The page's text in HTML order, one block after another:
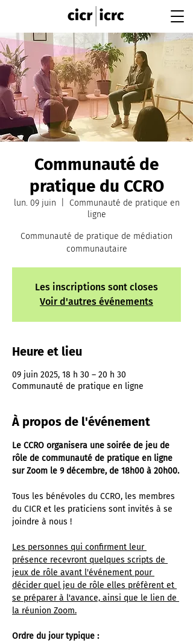
Communauté de
pratique du CCRO
lun. 09 juin
Communauté de pratique en
ligne
Communauté de pratique de médiation
communautaire
Les inscriptions sont closes
Voir d'autres événements
Heure et lieu
09 juin 2025, 18 h 30 – 20 h 30
Communauté de pratique en ligne
À propos de l'événement
Le CCRO organisera une soirée de jeu de
rôle de communauté de pratique en ligne
sur Zoom le 9 décembre, de 18h00 à 20h00.
Tous les bénévoles du CCRO, les membres
du CICR et les praticiens sont invités à se
joindre à nous !
Les personnes qui confirment leur
présence recevront quelques scripts de
jeux de rôle avant l'événement pour
décider quel jeu de rôle elles préfèrent et
se préparer à l'avance, ainsi que le lien de
la réunion Zoom.
Ordre du jour typique :